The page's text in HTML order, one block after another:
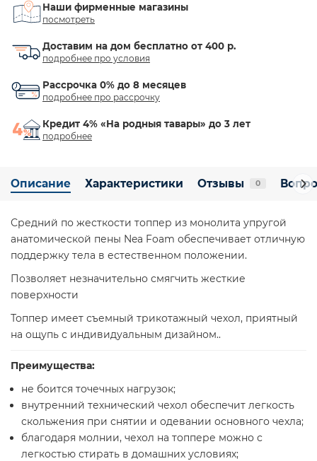
Наши фирменные магазины
посмотреть
Доставим на дом бесплатно от 400 р.
подробнее про условия
Рассрочка 0% до 8 месяцев
подробнее про рассрочку
Кредит 4% «На родныя тавары» до 3 лет
подробнее
Описание Характеристики Отзывы 0
Средний по жесткости топпер из монолита упругой
анатомической пены Nea Foam обеспечивает отличную
поддержку тела в естественном положении.
Позволяет незначительно смягчить жесткие
поверхности
Топпер имеет съемный трикотажный чехол, приятный
на ощупь с индивидуальным дизайном..
Преимущества:
не боится точечных нагрузок;
внутренний технический чехол обеспечит легкость
скольжения при снятии и одевании основного чехла;
благодаря молнии, чехол на топпере можно с
легкостью стирать в домашних условиях;